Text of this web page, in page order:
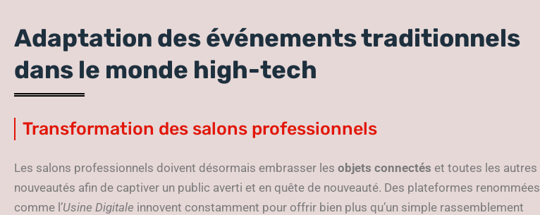
Adaptation des événements traditionnels
dans le monde high-tech
Transformation des salons professionnels
Les salons professionnels doivent désormais embrasser les objets connectés et toutes les autres
nouveautés afin de captiver un public averti et en quête de nouveauté. Des plateformes renommées
comme l’Usine Digitale innovent constamment pour offrir bien plus qu’un simple rassemblement